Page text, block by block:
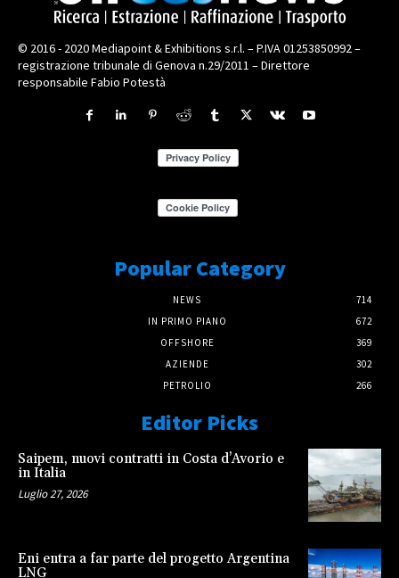
© 2016 - 2020 Mediapoint & Exhibitions s.r.l. – P.IVA 01253850992 –
registrazione tribunale di Genova n.29/2011 – Direttore
responsabile Fabio Potestà
Popular Category
NEWS
714
IN PRIMO PIANO
672
OFFSHORE
369
AZIENDE
302
PETROLIO
266
Editor Picks
Saipem, nuovi contratti in Costa d’Avorio e
in Italia
Luglio 27, 2026
Eni entra a far parte del progetto Argentina
LNG